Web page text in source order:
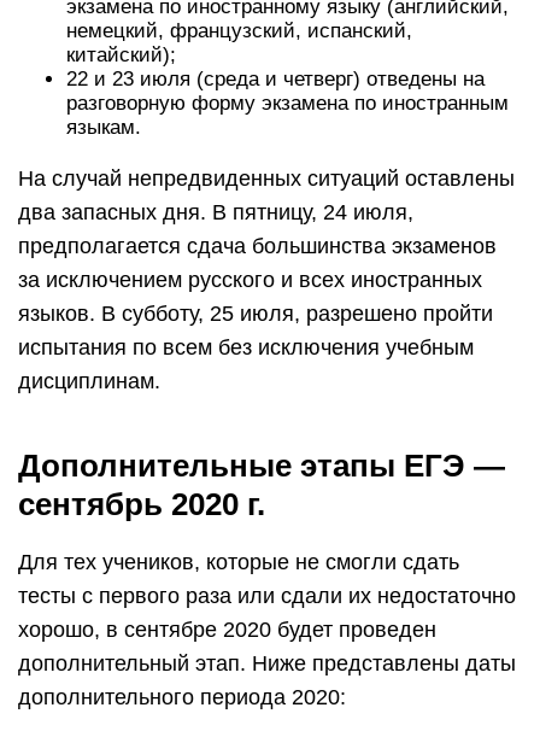
экзамена по иностранному языку (английский,
немецкий, французский, испанский,
китайский);
22 и 23 июля (среда и четверг) отведены на
разговорную форму экзамена по иностранным
языкам.
На случай непредвиденных ситуаций оставлены
два запасных дня. В пятницу, 24 июля,
предполагается сдача большинства экзаменов
за исключением русского и всех иностранных
языков. В субботу, 25 июля, разрешено пройти
испытания по всем без исключения учебным
дисциплинам.
Дополнительные этапы ЕГЭ —
сентябрь 2020 г.
Для тех учеников, которые не смогли сдать
тесты с первого раза или сдали их недостаточно
хорошо, в сентябре 2020 будет проведен
дополнительный этап. Ниже представлены даты
дополнительного периода 2020: